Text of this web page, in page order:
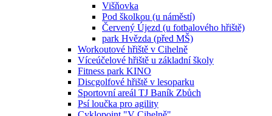
Višňovka
Pod školkou (u náměstí)
Červený Újezd (u fotbalového hřiště)
park Hvězda (před MŠ)
Workoutové hřiště v Cihelně
Víceúčelové hřiště u základní školy
Fitness park KINO
Discgolfové hřiště v lesoparku
Sportovní areál TJ Baník Zbůch
Psí loučka pro agility